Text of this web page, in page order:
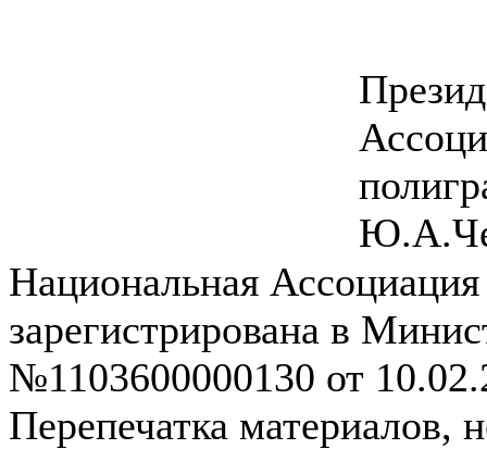
Национальная
зарегистрирована в
№1103600000130 от
Перепечатка материалов,